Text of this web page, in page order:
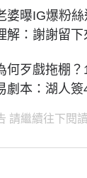
婆曝IG爆粉
解：謝謝留下
何歹戲拖棚
劇本：湖人簽
請繼續往下閱讀